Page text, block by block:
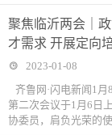
聚焦临沂两会｜
才需求 开展定向培
2023-01-08
齐鲁网·闪电新闻1
第二次会议于1月6日
协委员，肩负光荣的